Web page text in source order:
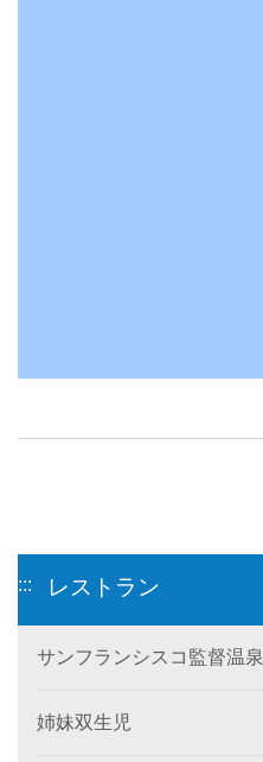
::: レストラン
サンフランシスコ監督温泉
姉妹双生児